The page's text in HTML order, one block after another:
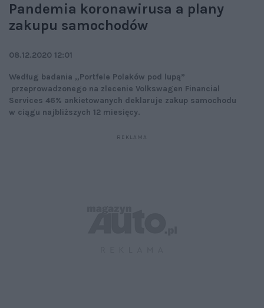
Pandemia koronawirusa a plany
zakupu samochodów
08.12.2020 12:01
Według badania „Portfele Polaków pod lupą”
przeprowadzonego na zlecenie Volkswagen Financial
Services 46% ankietowanych deklaruje zakup samochodu
w ciągu najbliższych 12 miesięcy.